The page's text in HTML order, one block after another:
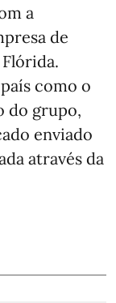
a
de
como o
do grupo,
enviado
através da